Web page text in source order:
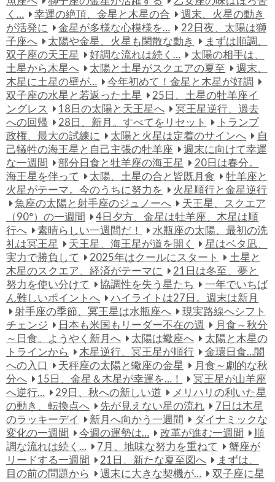
く…
幸運の絶頂、金星と木星の合
週末、火星の動き
が活発に
金星が多様な心模様を…
22日夜、太陽は獅
子座へ
太陽や金星、火星も閑散な動き
まずは順調、
双子座の天王星
好調な流れは続く…
太陽の相手は、
土星から木星へ
太陽と土星がスクエアの夏至
週末、
木星に土星の壁が…
今年初めて！金星と木星が好調
双子座の水星と若返った土星
25日、土星の牡羊座イ
ングレス
18日の太陽と天王星へ
冥王星逆行、過去
への回帰
28日、新月。すべてをリセット
トランプ
政権、最大の試練に
太陽と火星は定着のサインへ
自
己犠牲の海王星と自己主張の牡羊座
週末に向けて幸運
な一週間
部分日食と牡羊座の海王星
20日は春分。
海王星を伴って
太陽、土星の合と皆既月食
牡羊座と
火星がテーマ。今のうちに努力を
火星順行と金星逆行
魚座の太陽と射手座のジュノーへ
天王星、スクエア
（90°）の一週間
4日夕方、金星は牡羊座、木星は順
行へ
素晴らしい一週間だ！
水瓶座の太陽、最初の洗
礼は冥王星
天王星、海王星が道を開く
星はベタ凪、
実力で勝負して
2025年はクールにスタート
土星と
木星のスクエア、経済がテーマに
21日は冬至、夢と
努力を使い分けて
協調性を失う星たち
一年でいちば
ん難しいポイントへ
ハイライトは27日。週末は新月
射手座の季節、冥王星は水瓶座へ
現実路線へシフト
チェンジ
日本も米国もリーダー不在の週
月食～秋分
～日食。ようやく新月へ
太陽は蠍座へ
太陽と木星の
トラインから
木星逆行、冥王星が順行
金環日食…闇
への入口
天秤座の太陽と蠍座の金星
月食～劇的な秋
分へ
15日、金星＆木星が幸運を…！
冥王星が山羊座
へ逆行…
29日、秋への新しい道
メリハリの利いた星
の動き、転換点へ
先が見えない星の流れ
7日は木星
のラッキーデイ
新月へ向かう一週間
ダイナミックな
変化の一週間
今週の運勢は… 改革が進む一週間
順
調な流れは続く…
7月、地味な努力を重ねて
蟹座が
リードする一週間
21日、新たな夏至図へ
まずは、
目の前の問題から
週末に大きな契機が…
双子座に星